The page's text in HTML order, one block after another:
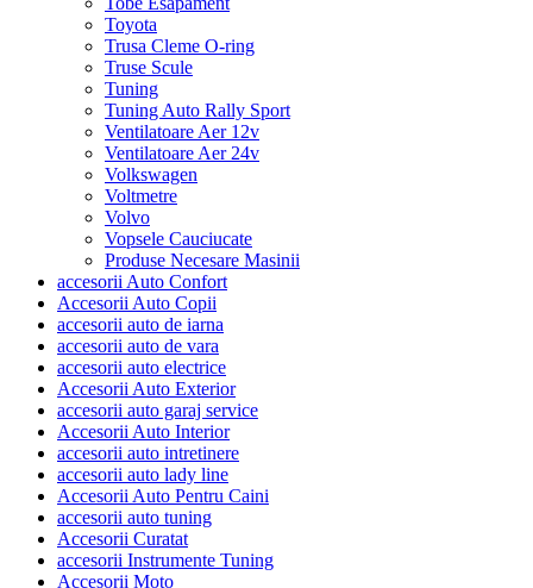
Toyota
Trusa Cleme O-ring
Truse Scule
Tuning
Tuning Auto Rally Sport
Ventilatoare Aer 12v
Ventilatoare Aer 24v
Volkswagen
Voltmetre
Volvo
Vopsele Cauciucate
Produse Necesare Masinii
accesorii Auto Confort
Accesorii Auto Copii
accesorii auto de iarna
accesorii auto de vara
accesorii auto electrice
Accesorii Auto Exterior
accesorii auto garaj service
Accesorii Auto Interior
accesorii auto intretinere
accesorii auto lady line
Accesorii Auto Pentru Caini
accesorii auto tuning
Accesorii Curatat
accesorii Instrumente Tuning
Accesorii Moto